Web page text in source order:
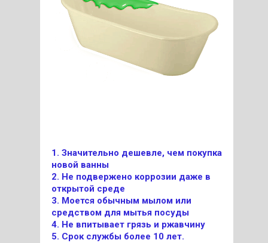
1. Значительно дешевле, чем покупка
новой ванны
2. Не подвержено коррозии даже в
открытой среде
3. Моется обычным мылом или
средством для мытья посуды
4. Не впитывает грязь и ржавчину
5. Срок службы более 10 лет.